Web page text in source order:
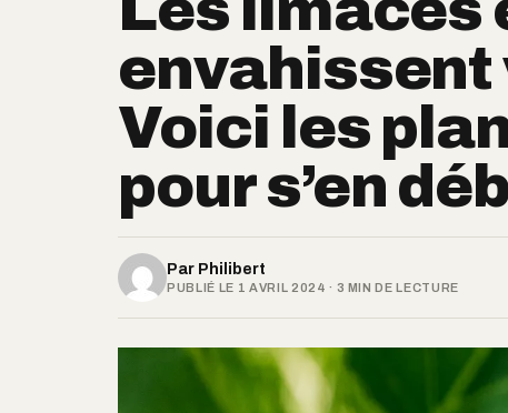
envahissent
Voici les
pour s’en
Par Philibert
PUBLIÉ LE 1 AVRIL 2024 · 3 MIN DE LECTURE